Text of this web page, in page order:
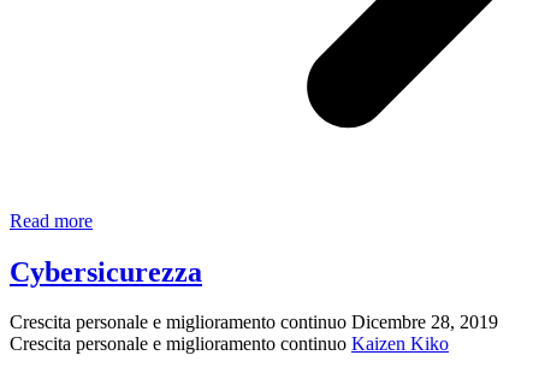
Read moreIntervista
Federico
Dossena
software
libero.
Cybersicurezza
Crescita personale e miglioramento continuo Dicembre 28, 2019
Crescita personale e miglioramento continuo Kaizen Kiko